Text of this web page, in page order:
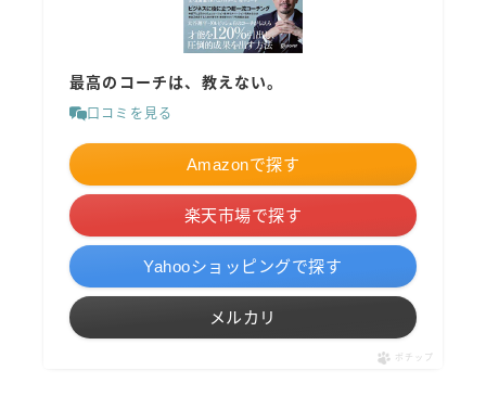
最高のコーチは、教えない。
口コミを見る
Amazonで探す
楽天市場で探す
Yahooショッピングで探す
メルカリ
ポチップ